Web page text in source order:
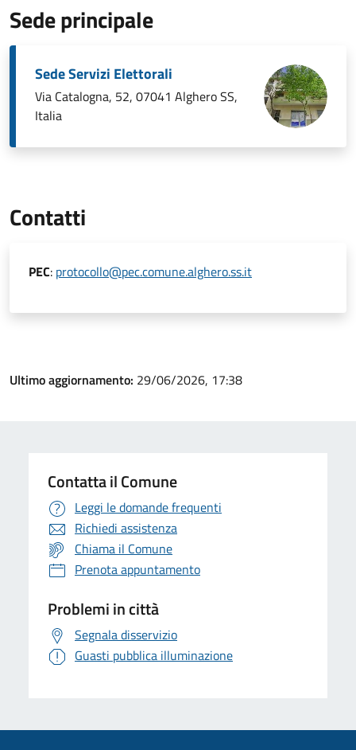
Sede principale
Sede Servizi Elettorali
Via Catalogna, 52, 07041 Alghero SS,
Italia
Contatti
PEC: protocollo@pec.comune.alghero.ss.it
Ultimo aggiornamento: 29/06/2026, 17:38
Contatta il Comune
Leggi le domande frequenti
Richiedi assistenza
Chiama il Comune
Prenota appuntamento
Problemi in città
Segnala disservizio
Guasti pubblica illuminazione